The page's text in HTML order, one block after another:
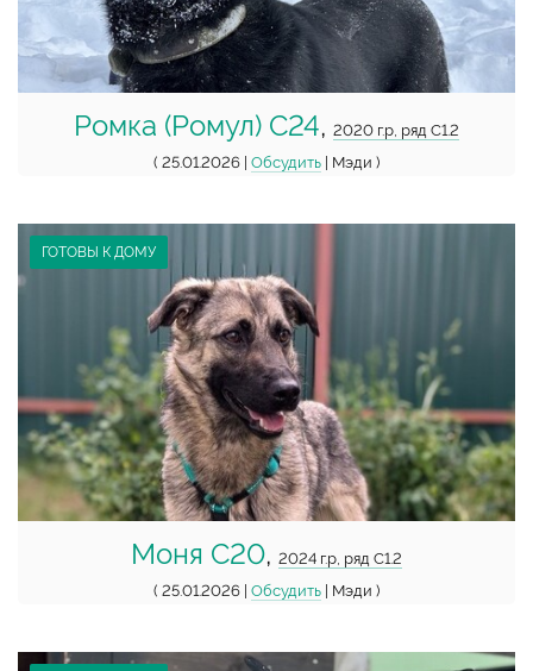
Ромка (Ромул) С24, 2020 г.р, ряд С1.2
( 25.01.2026 | Обсудить | Мэди )
ГОТОВЫ К ДОМУ
Моня С20, 2024 г.р, ряд С1.2
( 25.01.2026 | Обсудить | Мэди )